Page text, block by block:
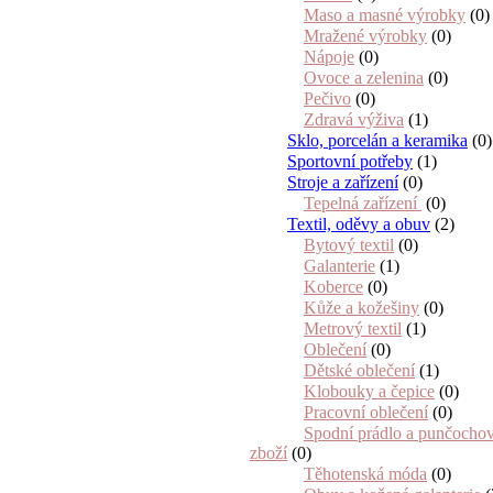
Maso a masné výrobky (0)
Mražené výrobky (0)
Nápoje (0)
Ovoce a zelenina (0)
Pečivo (0)
Zdravá výživa (1)
Sklo, porcelán a keramika (0)
Sportovní potřeby (1)
Stroje a zařízení(0)
Tepelná zařízení (0)
Textil, oděvy a obuv (2)
Bytový textil (0)
Galanterie (1)
Koberce (0)
Kůže a kožešiny (0)
Metrový textil (1)
Oblečení (0)
Dětské oblečení (1)
Klobouky a čepice (0)
Pracovní oblečení (0)
Spodní prádlo a
zboží (0)
Těhotenská móda (0)